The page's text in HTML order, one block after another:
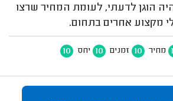
הוגן לדעתי, לעומת המחיר שרצו
מקצוע אחרים בתחום.
מחיר 10 זמנים 10 יחס 10